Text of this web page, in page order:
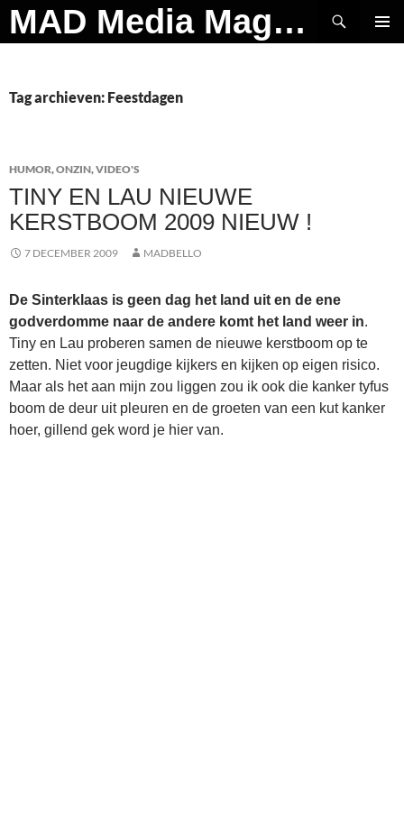
Ga
naar
MAD Media Magazine
Zoeken
Tag archieven: Feestdagen
HUMOR,ONZIN,VIDEO'S
TINY EN LAU NIEUWE
KERSTBOOM 2009 NIEUW !
7 DECEMBER 2009 MADBELLO
De Sinterklaas is geen dag het land uit en de ene
godverdomme naar de andere komt het land weer in.
Tiny en Lau proberen samen de nieuwe kerstboom op te
zetten. Niet voor jeugdige kijkers en kijken op eigen risico.
Maar als het aan mijn zou liggen zou ik ook die kanker tyfus
boom de deur uit pleuren en de groeten van een kut kanker
hoer, gillend gek word je hier van.